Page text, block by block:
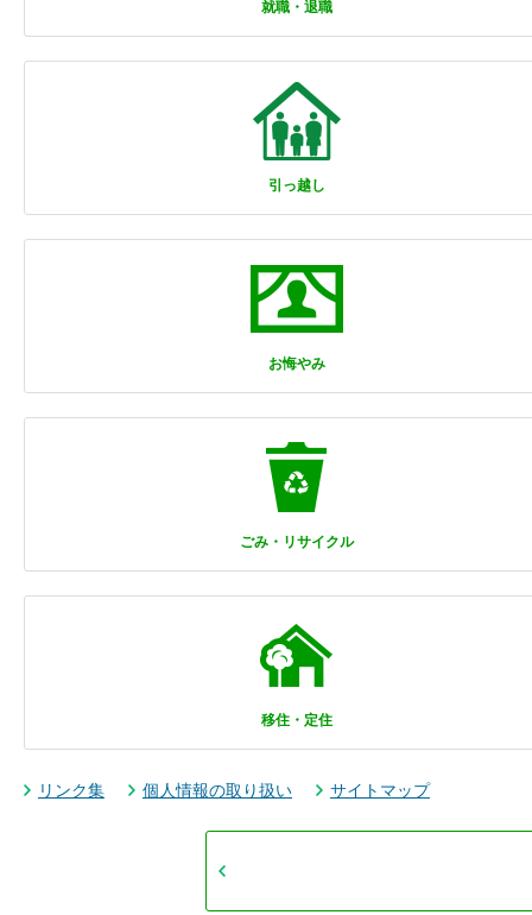
就職・退職
引っ越し
お悔やみ
ごみ・リサイクル
移住・定住
リンク集 個人情報の取り扱い サイトマップ